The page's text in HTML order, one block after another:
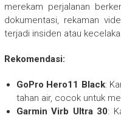
merekam perjalanan
dokumentasi, rekaman
terjadi insiden atau
Rekomendasi:
GoPro Hero11 Black:
tahan air, cocok untuk
Garmin Virb Ultra 30: